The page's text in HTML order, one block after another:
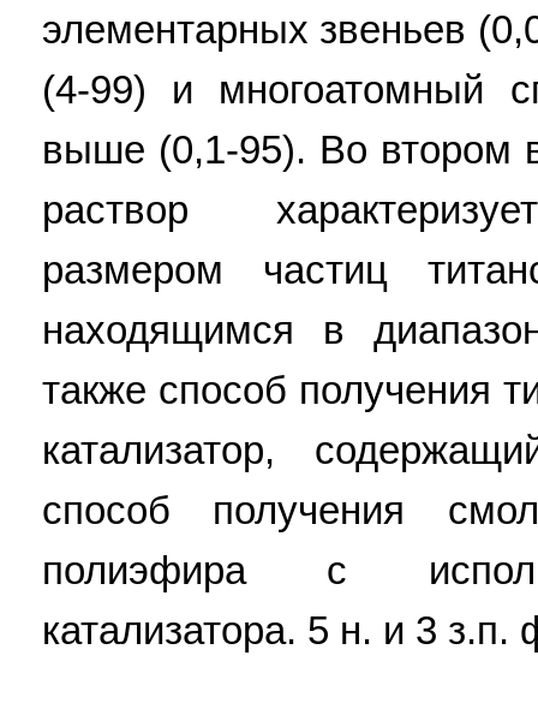
элементарных звеньев
(4-99) и многоатомный
выше (0,1-95). Во втором
раствор
размером частиц
находящимся в
также способ получения
катализатор,
способ получения
полиэфира с
катализатора. 5 н. и 3